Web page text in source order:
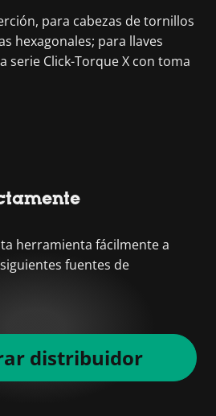
para cabezas de tornillos
hexagonales; para llaves
serie Click-Torque X con toma
herramienta fácilmente a
fuentes de
distribuidor